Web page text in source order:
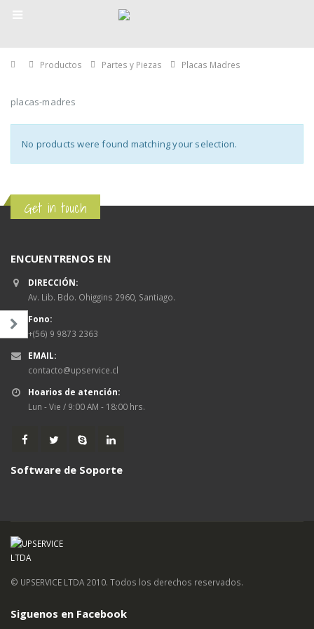
Home
Productos Partes y Piezas Placas Madres
placas-madres
No products were found matching your selection.
Get in touch
ENCUENTRENOS EN
DIRECCIÓN:
Av. Lib. Bdo. Ohiggins 2960, Santiago.
Fono:
+(56) 9 9873 2363
EMAIL:
contacto@upservice.cl
Hoarios de atención:
Lun - Vie / 9:00 AM - 18:00 hrs.
Software de Soporte
© UPSERVICE LTDA 2010. Todos los derechos reservados.
Siguenos en Facebook